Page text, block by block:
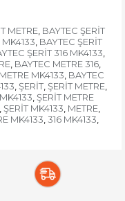
METRE BAYTEC ŞERİT
MK4133 BAYTEC ŞERİT
ŞERİT 316 MK4133
BAYTEC METRE 316
MK4133 BAYTEC
ŞERİT, ŞERİT METRE,
ŞERİT METRE
ŞERİT MK4133 METRE,
MK4133 316 MK4133